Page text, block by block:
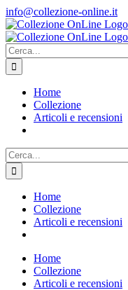
Salta
al
contenuto
info@collezione-online.it
Cerca
per:
Home
Collezione
Articoli e recensioni
Cerca
per:
Home
Collezione
Articoli e recensioni
Home
Collezione
Articoli e recensioni